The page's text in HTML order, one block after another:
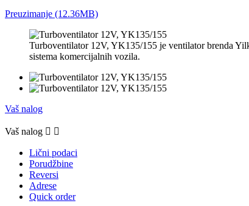
Preuzimanje (12.36MB)
Turboventilator 12V, YK135/155 je ventilator brenda
sistema komercijalnih vozila.
Vaš nalog
Vaš nalog  
Lični podaci
Porudžbine
Reversi
Adrese
Quick order